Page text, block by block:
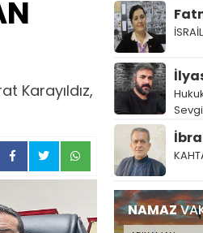
Karayıldız,
NAMAZ